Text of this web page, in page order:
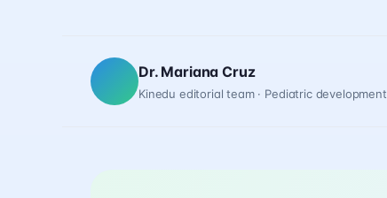
Dr. Mariana Cruz
Kinedu editorial team · Pediatric development